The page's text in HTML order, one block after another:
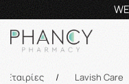
Τηλεφωνικές
Εταιρίες / Lavish Care